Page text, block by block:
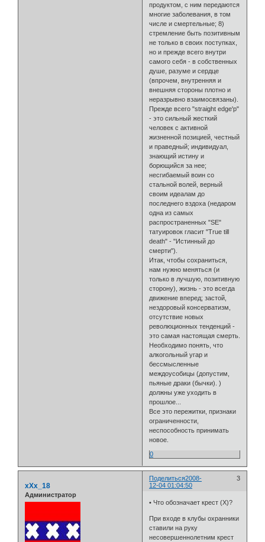
продуктом, с ним передаются
многие заболевания, в том
числе и смертельные; 8)
стремление быть позитивным
не только в своих поступках,
но и прежде всего внутри
самого себя - в собственных
душе, разуме и сердце
(впрочем, внутренняя и
внешняя стороны плотно и
неразрывно взаимосвязаны).
Прежде всего "straight edge'р"
- это сильный жесткий
человек с активной
жизненной позицией, честный
и праведный; индивидуал,
знающий истину и
борющийся за нее;
несгибаемый воин со
стальной волей, верный
своим идеалам до
последнего вздоха (недаром
одна из самых
распространенных "SE"
татуировок гласит "True till
death" - "Истинный до
смерти").
Итак, чтобы сохраниться,
нам нужно меняться (и
только в лучшую, позитивную
сторону), жизнь - это всегда
движение вперед; застой,
нездоровый консерватизм,
отсутствие новых
революционных тенденций -
это самая настоящая смерть.
Необходимо понять, что
алкогольный угар и
бессмысленные
междоусобицы (допустим,
пьяные драки (бычки). )
должны уже уходить в
прошлое...
Все это пережитки, признаки
ограниченности,
неспособность принимать
новое.
0
Поделиться 3
2008-
12-04 01:04:50
xXx_18
Администратор
• Что обозначает крест (Х)?
При входе в клубы охранники
ставили на руку
несовершеннолетним крест